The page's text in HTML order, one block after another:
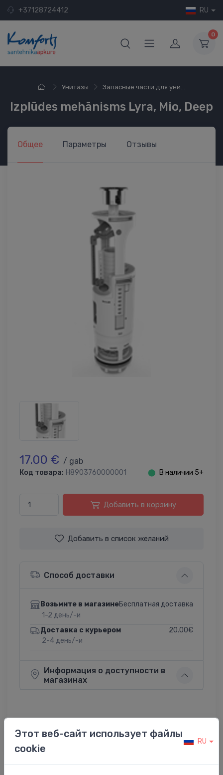
+37128724412 RU
0
Унитазы Запасные части для уни...
Izplūdes mehānisms Lyra, Mio, Deep
Общее Параметры Отзывы
17.00 € / gab
Код товара: H8903760000001 ⬤ В наличии 5+
Добавить в корзину
Добавить в список желаний
Способ доставки
Возьмите в магазине
1-2 день/-и
Бесплатная доставка
Доставка с курьером
2-4 день/-и
20.00€
Информация о доступности в
магазинах
Поделиться: Twitter Facebook
Этот веб-сайт использует файлы
cookie
RU